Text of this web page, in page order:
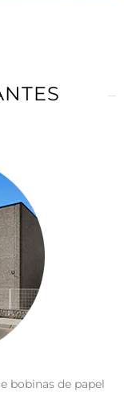
bobinas de papel